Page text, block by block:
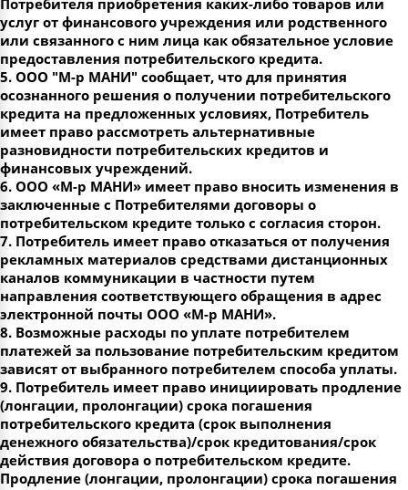
Потребителя приобретения каких-либо товаров или
услуг от финансового учреждения или родственного
или связанного с ним лица как обязательное условие
предоставления потребительского кредита.
5. ООО "М-р МАНИ" сообщает, что для принятия
осознанного решения о получении потребительского
кредита на предложенных условиях, Потребитель
имеет право рассмотреть альтернативные
разновидности потребительских кредитов и
финансовых учреждений.
6. ООО «М-р МАНИ» имеет право вносить изменения в
заключенные с Потребителями договоры о
потребительском кредите только с согласия сторон.
7. Потребитель имеет право отказаться от получения
рекламных материалов средствами дистанционных
каналов коммуникации в частности путем
направления соответствующего обращения в адрес
электронной почты ООО «М-р МАНИ».
8. Возможные расходы по уплате потребителем
платежей за пользование потребительским кредитом
зависят от выбранного потребителем способа уплаты.
9. Потребитель имеет право инициировать продление
(лонгации, пролонгации) срока погашения
потребительского кредита (срок выполнения
денежного обязательства)/срок кредитования/срок
действия договора о потребительском кредите.
Продление (лонгации, пролонгации) срока погашения